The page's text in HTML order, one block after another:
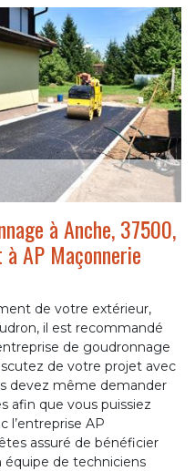
à Anche, 37500,
AP Maçonnerie
de votre extérieur,
il est recommandé
de goudronnage
de votre projet avec
devez même demander
afin que vous puissiez
l’entreprise AP
assuré de bénéficier
équipe de techniciens